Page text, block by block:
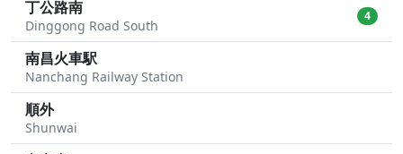
丁公路南
Dinggong Road South
4
南昌火車駅
Nanchang Railway Station
順外
Shunwai